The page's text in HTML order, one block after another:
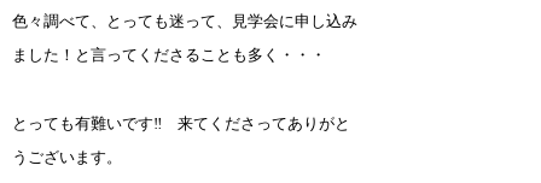
色々調べて、とっても迷って、見学会に申し込み
ました！と言ってくださることも多く・・・
とっても有難いです‼ 来てくださってありがと
うございます。